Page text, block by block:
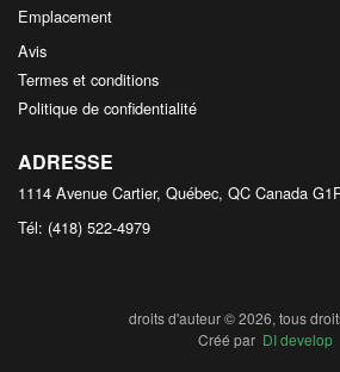
Emplacement
Avis
Termes et conditions
Politique de confidentialité
ADRESSE
1114 Avenue Cartier, Québec, QC Canada
Tél: (418) 522-4979
droits d'auteur © 2026, tous
Créé par DI develop